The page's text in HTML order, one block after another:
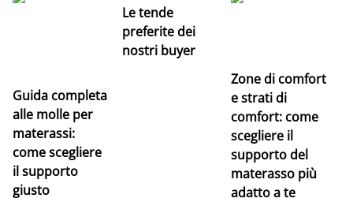
Guida completa
alle molle per
materassi:
come scegliere
il supporto
giusto
Le tende
preferite dei
nostri buyer
Zone di comfort
e strati di
comfort: come
scegliere il
supporto del
materasso più
adatto a te